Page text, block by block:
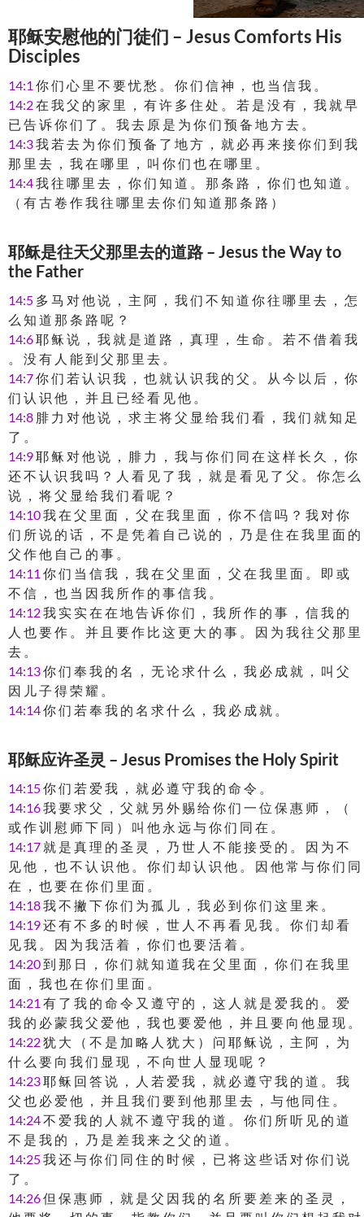
耶稣安慰他的门徒们 – Jesus Comforts His
Disciples
14:1 你 们 心 里 不 要 忧 愁 。 你 们 信 神 ， 也 当 信 我 。
14:2在 我 父 的 家 里 ， 有 许 多 住 处 。 若 是 没 有 ， 我 就 早
已 告 诉 你 们 了 。 我 去 原 是 为 你 们 预 备 地 方 去 。
14:3我 若 去 为 你 们 预 备 了 地 方 ， 就 必 再 来 接 你 们 到 我
那 里 去 ， 我 在 哪 里 ， 叫 你 们 也 在 哪 里 。
14:4我 往 哪 里 去 ， 你 们 知 道 。 那 条 路 ， 你 们 也 知 道 。
（ 有 古 卷 作 我 往 哪 里 去 你 们 知 道 那 条 路 ）
耶稣是往天父那里去的道路 – Jesus the Way to
the Father
14:5 多 马 对 他 说 ， 主 阿 ， 我 们 不 知 道 你 往 哪 里 去 ， 怎
么 知 道 那 条 路 呢 ？
14:6耶 稣 说 ， 我 就 是 道 路 ， 真 理 ， 生 命 。 若 不 借 着 我
。 没 有 人 能 到 父 那 里 去 。
14:7你 们 若 认 识 我 ， 也 就 认 识 我 的 父 。 从 今 以 后 ， 你
们 认 识 他 ， 并 且 已 经 看 见 他 。
14:8 腓 力 对 他 说 ， 求 主 将 父 显 给 我 们 看 ， 我 们 就 知 足
了 。
14:9耶 稣 对 他 说 ， 腓 力 ， 我 与 你 们 同 在 这 样 长 久 ， 你
还 不 认 识 我 吗 ？ 人 看 见 了 我 ， 就 是 看 见 了 父 。 你 怎 么
说 ， 将 父 显 给 我 们 看 呢 ？
14:10我 在 父 里 面 ， 父 在 我 里 面 ， 你 不 信 吗 ？ 我 对 你
们 所 说 的 话 ， 不 是 凭 着 自 己 说 的 ， 乃 是 住 在 我 里 面 的
父 作 他 自 己 的 事 。
14:11 你 们 当 信 我 ， 我 在 父 里 面 ， 父 在 我 里 面 。 即 或
不 信 ， 也 当 因 我 所 作 的 事 信 我 。
14:12我 实 实 在 在 地 告 诉 你 们 ， 我 所 作 的 事 ， 信 我 的
人 也 要 作 。 并 且 要 作 比 这 更 大 的 事 。 因 为 我 往 父 那 里
去 。
14:13你 们 奉 我 的 名 ， 无 论 求 什 么 ， 我 必 成 就 ， 叫 父
因 儿 子 得 荣 耀 。
14:14你 们 若 奉 我 的 名 求 什 么 ， 我 必 成 就 。
耶稣应许圣灵 – Jesus Promises the Holy Spirit
14:15你 们 若 爱 我 ， 就 必 遵 守 我 的 命 令 。
14:16我 要 求 父 ， 父 就 另 外 赐 给 你 们 一 位 保 惠 师 ， （
或 作 训 慰 师 下 同 ） 叫 他 永 远 与 你 们 同 在 。
14:17 就 是 真 理 的 圣 灵 ， 乃 世 人 不 能 接 受 的 。 因 为 不
见 他 ， 也 不 认 识 他 。 你 们 却 认 识 他 。 因 他 常 与 你 们 同
在 ， 也 要 在 你 们 里 面 。
14:18我 不 撇 下 你 们 为 孤 儿 ， 我 必 到 你 们 这 里 来 。
14:19还 有 不 多 的 时 候 ， 世 人 不 再 看 见 我 。 你 们 却 看
见 我 。 因 为 我 活 着 ， 你 们 也 要 活 着 。
14:20到 那 日 ， 你 们 就 知 道 我 在 父 里 面 ， 你 们 在 我 里
面 ， 我 也 在 你 们 里 面 。
14:21 有 了 我 的 命 令 又 遵 守 的 ， 这 人 就 是 爱 我 的 。 爱
我 的 必 蒙 我 父 爱 他 ， 我 也 要 爱 他 ， 并 且 要 向 他 显 现 。
14:22犹 大 （ 不 是 加 略 人 犹 大 ） 问 耶 稣 说 ， 主 阿 ， 为
什 么 要 向 我 们 显 现 ， 不 向 世 人 显 现 呢 ？
14:23耶 稣 回 答 说 ， 人 若 爱 我 ， 就 必 遵 守 我 的 道 。 我
父 也 必 爱 他 ， 并 且 我 们 要 到 他 那 里 去 ， 与 他 同 住 。
14:24不 爱 我 的 人 就 不 遵 守 我 的 道 。 你 们 所 听 见 的 道
不 是 我 的 ， 乃 是 差 我 来 之 父 的 道 。
14:25我 还 与 你 们 同 住 的 时 候 ， 已 将 这 些 话 对 你 们 说
了 。
14:26但 保 惠 师 ， 就 是 父 因 我 的 名 所 要 差 来 的 圣 灵 ，